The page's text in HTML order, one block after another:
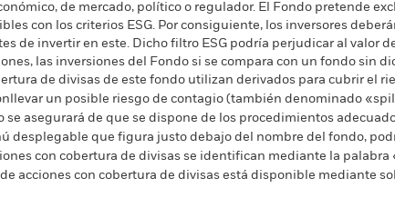
de mercado, político o regulador. El Fondo pretende
con los criterios ESG. Por consiguiente, los inversores
de invertir en este. Dicho filtro ESG podría perjudicar al valor
las inversiones del Fondo si se compara con un fondo sin
de divisas de este fondo utilizan derivados para cubrir el
un posible riesgo de contagio (también denominado
se asegurará de que se dispone de los procedimientos
desplegable que figura justo debajo del nombre del fondo,
con cobertura de divisas se identifican mediante la palabra
acciones con cobertura de divisas está disponible mediante